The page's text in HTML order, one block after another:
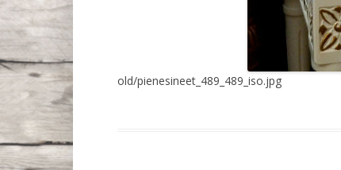
old/pienesineet_489_489_iso.jpg